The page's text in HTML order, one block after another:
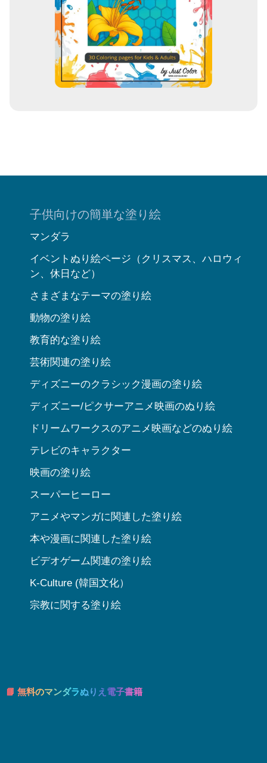
子供向けの簡単な塗り絵
マンダラ
イベントぬり絵ページ（クリスマス、ハロウィ
ン、休日など）
さまざまなテーマの塗り絵
動物の塗り絵
教育的な塗り絵
芸術関連の塗り絵
ディズニーのクラシック漫画の塗り絵
ディズニー/ピクサーアニメ映画のぬり絵
ドリームワークスのアニメ映画などのぬり絵
テレビのキャラクター
映画の塗り絵
スーパーヒーロー
アニメやマンガに関連した塗り絵
本や漫画に関連した塗り絵
ビデオゲーム関連の塗り絵
K-Culture (韓国文化）
宗教に関する塗り絵
📘 無料のマンダラぬりえ電子書籍